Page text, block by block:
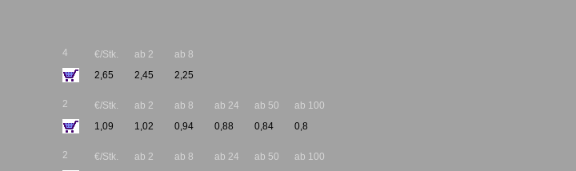
4
€/Stk.
2,65
ab 2
2,45
ab 8
2,25
2
€/Stk.
1,09
ab 2
1,02
ab 8
0,94
ab 24
0,88
ab 50
0,84
ab 100
0,8
2
€/Stk.
ab 2
ab 8
ab 24
ab 50
ab 100